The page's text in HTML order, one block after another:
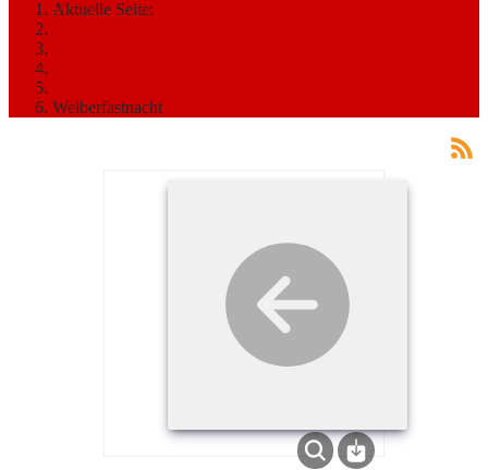
Aktuelle Seite:
Weiberfastnacht